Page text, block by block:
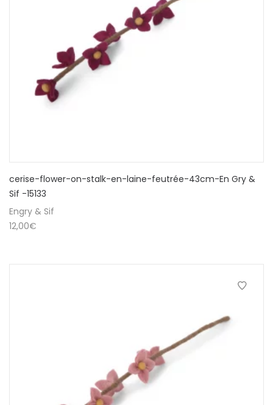
cerise-flower-on-stalk-en-laine-feutrée-43cm-En Gry &
Sif -15133
Engry & Sif
12,00€